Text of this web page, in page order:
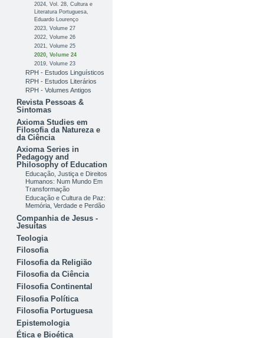
2024, Vol. 28, Cultura e
Literatura Portuguesa,
Eduardo Lourenço
2023, Volume 27
2022, Volume 26
2021, Volume 25
2020, Volume 24
2019, Volume 23
RPH - Estudos Linguísticos
RPH - Estudos Literários
RPH - Volumes Antigos
Revista Pessoas &
Sintomas
Axioma Studies em
Filosofia da Natureza e
da Ciência
Axioma Series in
Pedagogy and
Philosophy of Education
Educação, Justiça e Direitos
Humanos: Num Mundo Em
Transformação
Educação e Cultura de Paz:
Memória, Verdade e Perdão
Companhia de Jesus -
Jesuítas
Teologia
Filosofia
Filosofia da Religião
Filosofia da Ciência
Filosofia Continental
Filosofia Política
Filosofia Portuguesa
Epistemologia
Ética e Bioética